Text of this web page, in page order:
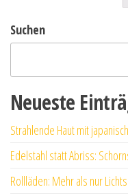
Suchen
Neueste
Strahlende Haut mit
Edelstahl statt Abriss:
Rollläden: Mehr als nur